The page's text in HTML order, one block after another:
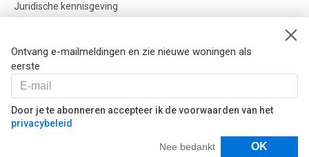
Ontvang e-mailmeldingen en zie nieuwe woningen als
eerste
Door je te abonneren accepteer ik de voorwaarden van het
privacybeleid
Nee bedankt OK
Filters
Juridische kennisgeving
Cookie instellingen
Help
Vragen
Onze partners